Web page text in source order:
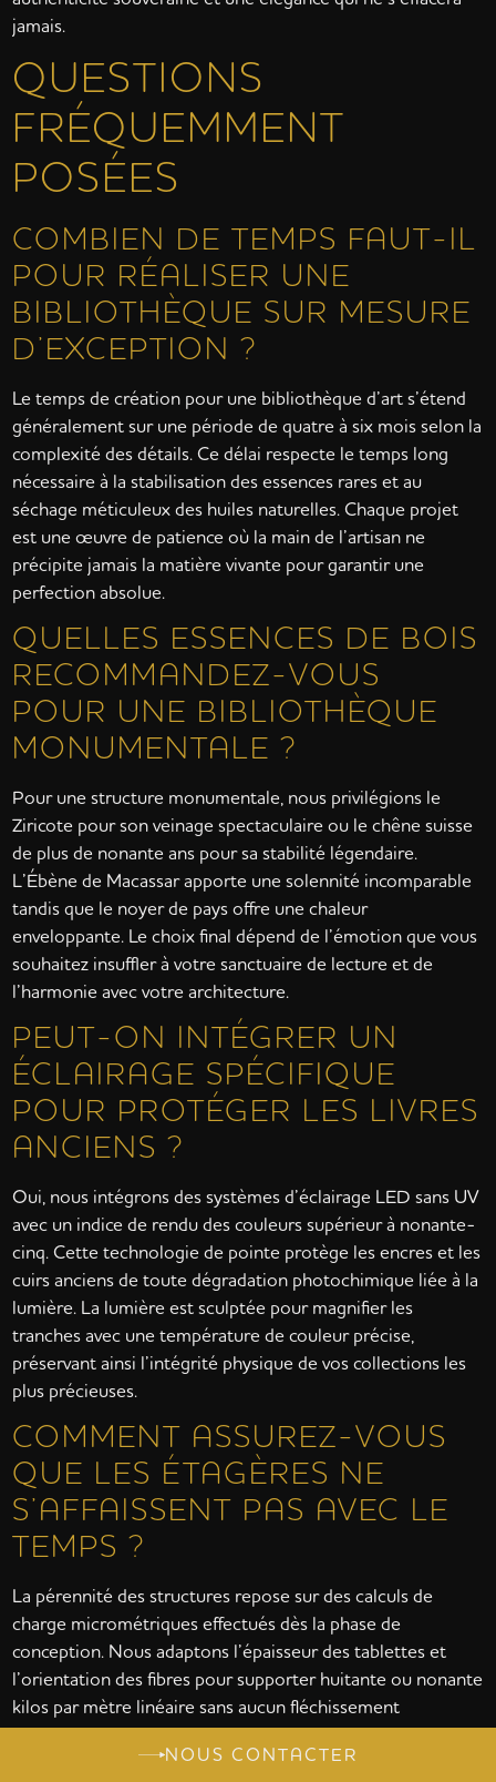
jamais.
QUESTIONS
FRÉQUEMMENT
POSÉES
COMBIEN DE TEMPS FAUT-IL
POUR RÉALISER UNE
BIBLIOTHÈQUE SUR MESURE
D’EXCEPTION ?
Le temps de création pour une bibliothèque d’art s’étend
généralement sur une période de quatre à six mois selon la
complexité des détails. Ce délai respecte le temps long
nécessaire à la stabilisation des essences rares et au
séchage méticuleux des huiles naturelles. Chaque projet
est une œuvre de patience où la main de l’artisan ne
précipite jamais la matière vivante pour garantir une
perfection absolue.
QUELLES ESSENCES DE BOIS
RECOMMANDEZ-VOUS
POUR UNE BIBLIOTHÈQUE
MONUMENTALE ?
Pour une structure monumentale, nous privilégions le
Ziricote pour son veinage spectaculaire ou le chêne suisse
de plus de nonante ans pour sa stabilité légendaire.
L’Ébène de Macassar apporte une solennité incomparable
tandis que le noyer de pays offre une chaleur
enveloppante. Le choix final dépend de l’émotion que vous
souhaitez insuffler à votre sanctuaire de lecture et de
l’harmonie avec votre architecture.
PEUT-ON INTÉGRER UN
ÉCLAIRAGE SPÉCIFIQUE
POUR PROTÉGER LES LIVRES
ANCIENS ?
Oui, nous intégrons des systèmes d’éclairage LED sans UV
avec un indice de rendu des couleurs supérieur à nonante-
cinq. Cette technologie de pointe protège les encres et les
cuirs anciens de toute dégradation photochimique liée à la
lumière. La lumière est sculptée pour magnifier les
tranches avec une température de couleur précise,
préservant ainsi l’intégrité physique de vos collections les
plus précieuses.
COMMENT ASSUREZ-VOUS
QUE LES ÉTAGÈRES NE
S’AFFAISSENT PAS AVEC LE
TEMPS ?
La pérennité des structures repose sur des calculs de
charge micrométriques effectués dès la phase de
conception. Nous adaptons l’épaisseur des tablettes et
l’orientation des fibres pour supporter huitante ou nonante
kilos par mètre linéaire sans aucun fléchissement
structurel. Cette rigueur technique garantit que vos
bibliothèques sur mesureresteront immuables et
NOUS CONTACTER